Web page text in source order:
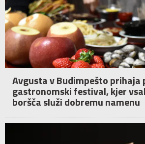
Avgusta v Budimpešto prihaja
gastronomski festival, kjer
boršča služi dobremu namenu